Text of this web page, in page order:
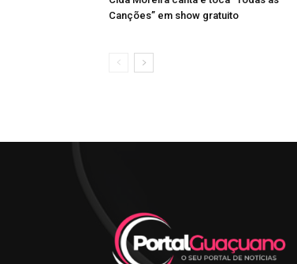
Canções” em show gratuito